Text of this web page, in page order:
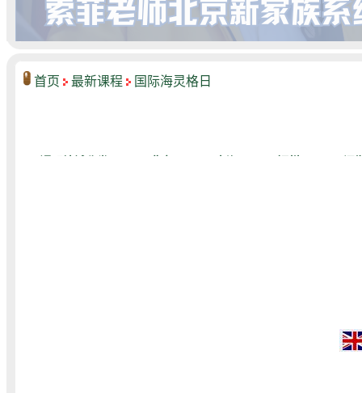
首页 最新课程 国际海灵格日